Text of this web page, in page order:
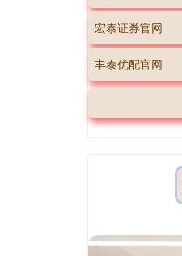
宏泰证券官网
丰泰优配官网